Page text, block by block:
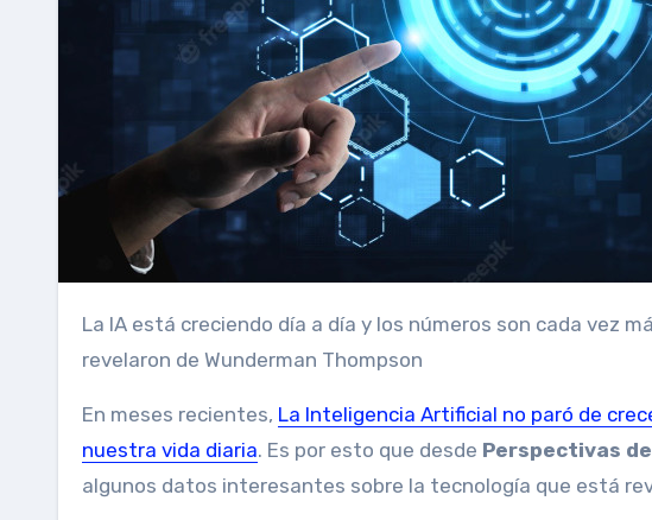
La IA está creciendo día a día y los números son cada vez más impresionantes. A continuación, los datos que
revelaron de Wunderman Thompson
En meses recientes, La Inteligencia Artificial no paró de
nuestra vida diaria. Es por esto que desde Perspectivas
algunos datos interesantes sobre la tecnología que está